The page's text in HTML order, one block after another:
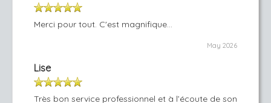
Merci pour tout. C'est magnifique...
May 2026
Lise
Très bon service professionnel et à l’écoute de son